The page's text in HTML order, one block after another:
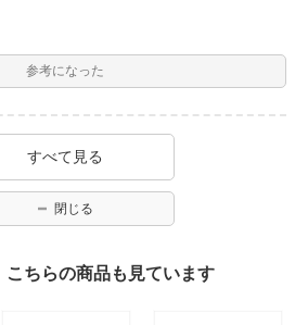
参考になった
すべて見る
閉じる
こちらの商品も見ています